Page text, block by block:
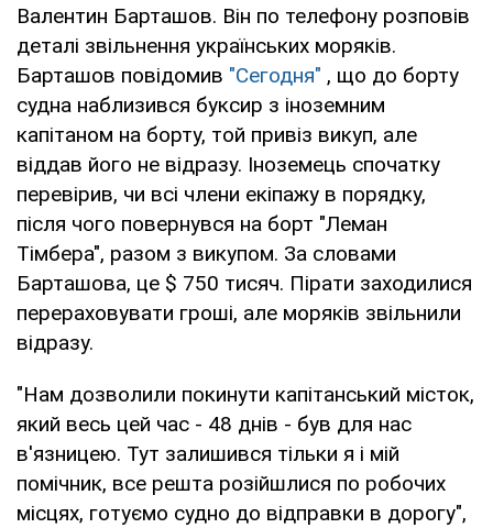
Валентин Барташов. Він по телефону розповів
деталі звільнення українських моряків.
Барташов повідомив "Сегодня" , що до борту
судна наблизився буксир з іноземним
капітаном на борту, той привіз викуп, але
віддав його не відразу. Іноземець спочатку
перевірив, чи всі члени екіпажу в порядку,
після чого повернувся на борт "Леман
Тімбера", разом з викупом. За словами
Барташова, це $ 750 тисяч. Пірати заходилися
перераховувати гроші, але моряків звільнили
відразу.
"Нам дозволили покинути капітанський місток,
який весь цей час - 48 днів - був для нас
в'язницею. Тут залишився тільки я і мій
помічник, все решта розійшлися по робочих
місцях, готуємо судно до відправки в дорогу",